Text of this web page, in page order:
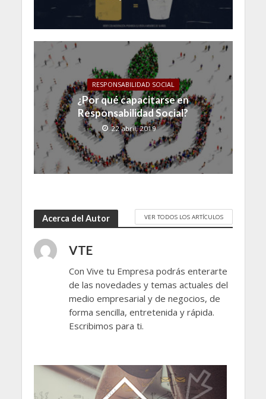
RESPONSABILIDAD SOCIAL
¿Por qué capacitarse en
Responsabilidad Social?
22 abril, 2019
Acerca del Autor VER TODOS LOS ARTÍCULOS
VTE
Con Vive tu Empresa podrás enterarte
de las novedades y temas actuales del
medio empresarial y de negocios, de
forma sencilla, entretenida y rápida.
Escribimos para ti.